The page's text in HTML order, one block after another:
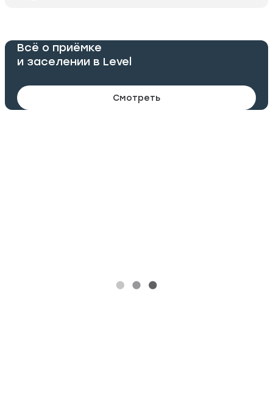
Всё о приёмке
и заселении в Level
Смотреть